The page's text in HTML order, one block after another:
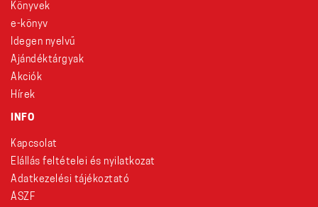
Könyvek
e-könyv
Idegen nyelvű
Ajándéktárgyak
Akciók
Hírek
INFO
Kapcsolat
Elállás feltételei és nyilatkozat
Adatkezelési tájékoztató
ÁSZF